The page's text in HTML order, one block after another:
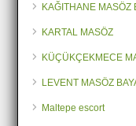
KAĞITHANE MASÖZ
KARTAL MASÖZ
KÜÇÜKÇEKMECE
LEVENT MASÖZ
Maltepe escort